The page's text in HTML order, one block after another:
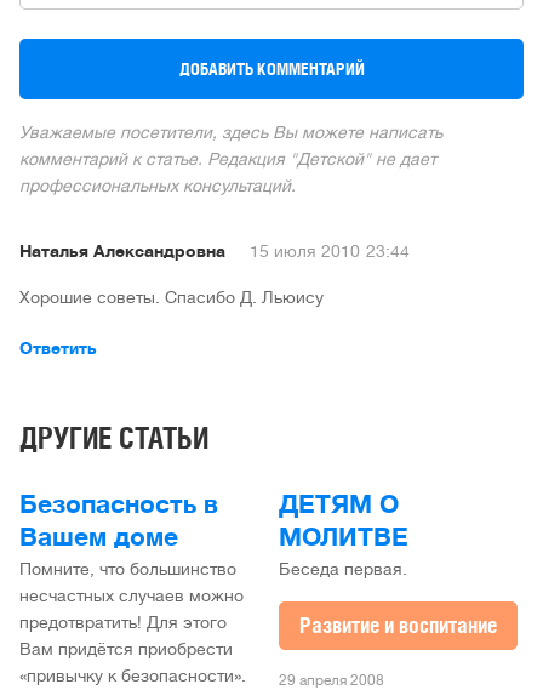
Уважаемые посетители, здесь Вы можете написать
комментарий к статье. Редакция "Детской" не дает
профессиональных консультаций.
Наталья Александровна 15 июля 2010 23:44
Хорошие советы. Спасибо Д. Льюису
Ответить
ДРУГИЕ СТАТЬИ
Безопасность в
Вашем доме
Помните, что большинство
несчастных случаев можно
предотвратить! Для этого
Вам придётся приобрести
«привычку к безопасности».
ДЕТЯМ О
МОЛИТВЕ
Беседа первая.
Развитие и воспитание
29 апреля 2008